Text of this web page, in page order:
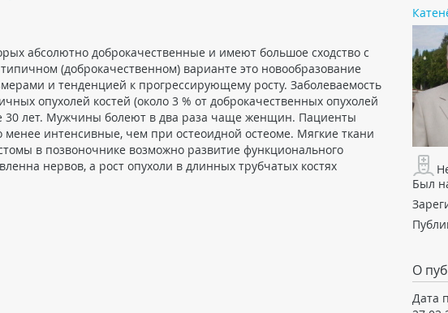
абсолютно доброкачественные и имеют большое сходство с
(доброкачественном) варианте это новообразование
и тенденцией к прогрессирующему росту. Заболеваемость
опухолей костей (около 3 % от доброкачественных опухолей
30 лет. Мужчины болеют в два раза чаще женщин. Пациенты
интенсивные, чем при остеоидной остеоме. Мягкие ткани
в позвоночнике возможно развитие функционального
нервов, а рост опухоли в длинных трубчатых костях
Был
О
Дата